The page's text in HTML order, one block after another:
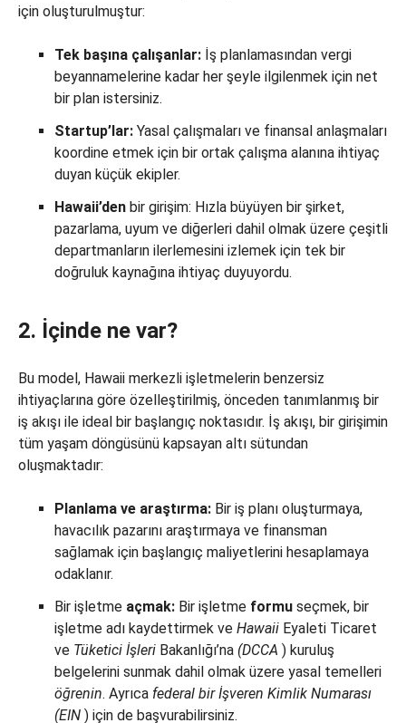
için oluşturulmuştur:
Tek başına çalışanlar: İş planlamasından vergi
beyannamelerine kadar her şeyle ilgilenmek için net
bir plan istersiniz.
Startup’lar: Yasal çalışmaları ve finansal anlaşmaları
koordine etmek için bir ortak çalışma alanına ihtiyaç
duyan küçük ekipler.
Hawaii’den bir girişim: Hızla büyüyen bir şirket,
pazarlama, uyum ve diğerleri dahil olmak üzere çeşitli
departmanların ilerlemesini izlemek için tek bir
doğruluk kaynağına ihtiyaç duyuyordu.
2. İçinde ne var?
Bu model, Hawaii merkezli işletmelerin benzersiz
ihtiyaçlarına göre özelleştirilmiş, önceden tanımlanmış bir
iş akışı ile ideal bir başlangıç noktasıdır. İş akışı, bir girişimin
tüm yaşam döngüsünü kapsayan altı sütundan
oluşmaktadır:
Planlama ve araştırma: Bir iş planı oluşturmaya,
havacılık pazarını araştırmaya ve finansman
sağlamak için başlangıç maliyetlerini hesaplamaya
odaklanır.
Bir işletme açmak: Bir işletme formu seçmek, bir
işletme adı kaydettirmek ve Hawaii Eyaleti Ticaret
ve Tüketici İşleri Bakanlığı’na (DCCA ) kuruluş
belgelerini sunmak dahil olmak üzere yasal temelleri
öğrenin. Ayrıca federal bir İşveren Kimlik Numarası
(EIN ) için de başvurabilirsiniz.